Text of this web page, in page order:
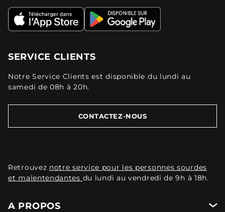
SERVICE CLIENTS
Notre Service Clients est disponible du lundi au
samedi de 08h à 20h.
CONTACTEZ-NOUS
Retrouvez notre service pour les personnes sourdes
et malentendantes du lundi au vendredi de 9h à 18h.
A PROPOS